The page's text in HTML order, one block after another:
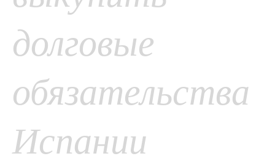
долговые
обязательства
Испании